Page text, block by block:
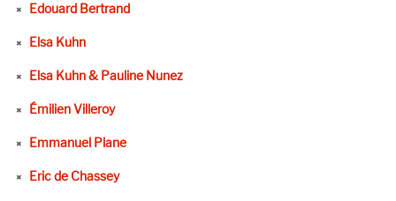
Edouard Bertrand
Elsa Kuhn
Elsa Kuhn & Pauline Nunez
Émilien Villeroy
Emmanuel Plane
Eric de Chassey